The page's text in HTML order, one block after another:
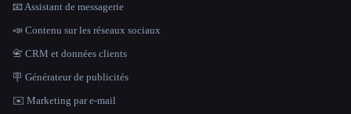
📧 Assistant de messagerie
📣 Contenu sur les réseaux sociaux
📇 CRM et données clients
🪧 Générateur de publicités
✉️ Marketing par e-mail